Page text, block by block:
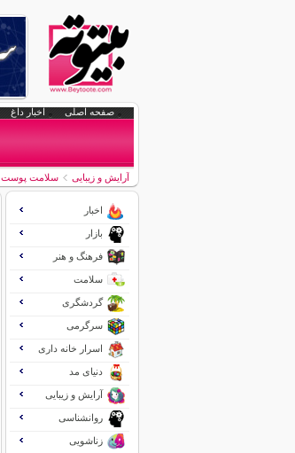
صفحه اصلی اخبار داغ
آرایش و زیبایی سلامت پوست
اخبار
بازار
فرهنگ و هنر
سلامت
گردشگری
سرگرمی
اسرار خانه داری
دنیای مد
آرایش و زیبایی
روانشناسی
زناشویی